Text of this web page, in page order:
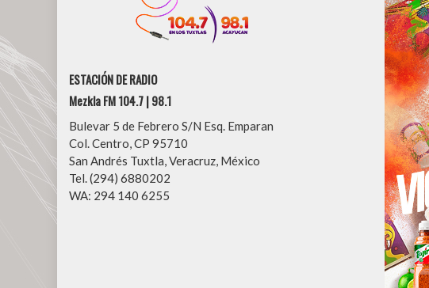
ESTACIÓN DE RADIO
Mezkla FM 104.7 | 98.1
Bulevar 5 de Febrero S/N Esq. Emparan
Col. Centro, CP 95710
San Andrés Tuxtla, Veracruz, México
Tel. (294) 6880202
WA: 294 140 6255